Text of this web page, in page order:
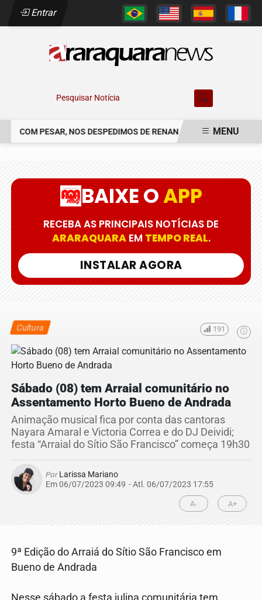
Entrar
Pesquisar Notícia
COM PESAR, NOS DESPEDIMOS DE RENAN SOARES DE CAMPOS
MENU
BAIXE OAPP
RECEBA AS PRINCIPAIS NOTÍCIAS DE
ARARAQUARAEM TEMPO REAL.
INSTALAR AGORA
Cultura 191
Sábado (08) tem Arraial comunitário no
Assentamento Horto Bueno de Andrada
Animação musical fica por conta das cantoras
Nayara Amaral e Victoria Correa e do DJ Deividi;
festa “Arraial do Sítio São Francisco” começa 19h30
PorLarissa Mariano
Em 06/07/2023 09:49 - Atl. 06/07/2023 17:55
A- A+
9ª Edição do Arraiá do Sítio São Francisco em
Bueno de Andrada